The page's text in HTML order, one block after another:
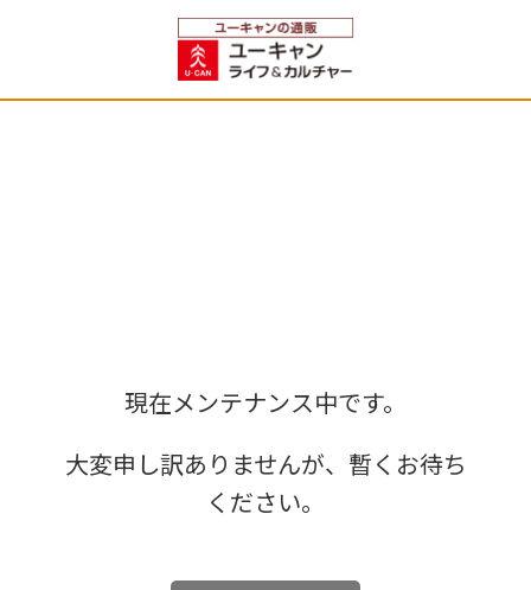
現在メンテナンス中です。
大変申し訳ありませんが、暫くお待ち
ください。